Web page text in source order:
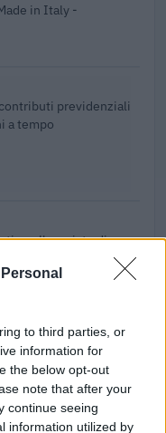
to third parties, or
information for
the below opt-out
note that after your
continue seeing
information utilized by
in Italy -
previdenziali
a tempo
per l'acquisto di
in Italy -
previdenziali
art. 1 comma 10-15